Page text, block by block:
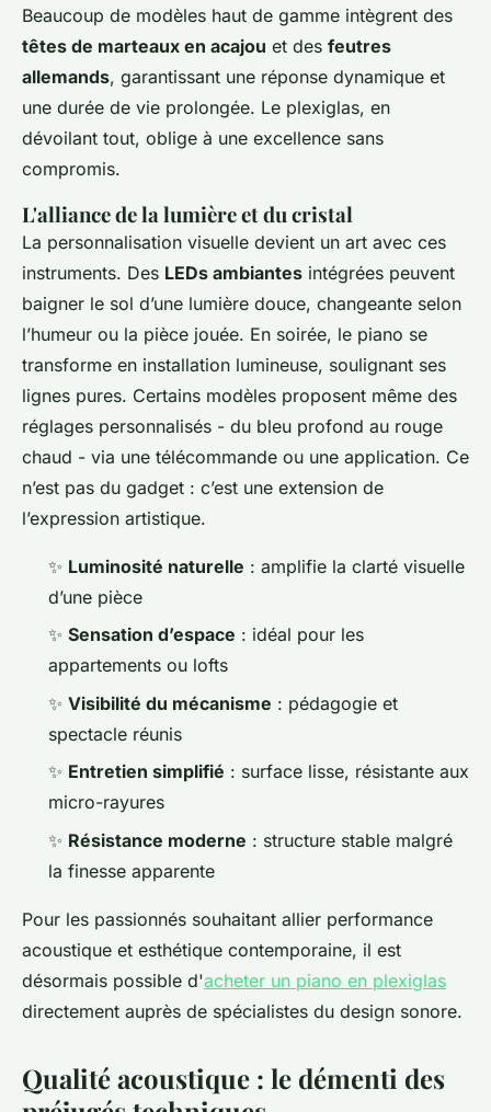
Beaucoup de modèles haut de gamme intègrent des
têtes de marteaux en acajou et des feutres
allemands, garantissant une réponse dynamique et
une durée de vie prolongée. Le plexiglas, en
dévoilant tout, oblige à une excellence sans
compromis.
L'alliance de la lumière et du cristal
La personnalisation visuelle devient un art avec ces
instruments. Des LEDs ambiantes intégrées peuvent
baigner le sol d’une lumière douce, changeante selon
l’humeur ou la pièce jouée. En soirée, le piano se
transforme en installation lumineuse, soulignant ses
lignes pures. Certains modèles proposent même des
réglages personnalisés - du bleu profond au rouge
chaud - via une télécommande ou une application. Ce
n’est pas du gadget : c’est une extension de
l’expression artistique.
✨ Luminosité naturelle : amplifie la clarté visuelle
d’une pièce
✨ Sensation d’espace : idéal pour les
appartements ou lofts
✨ Visibilité du mécanisme : pédagogie et
spectacle réunis
✨ Entretien simplifié : surface lisse, résistante aux
micro-rayures
✨ Résistance moderne : structure stable malgré
la finesse apparente
Pour les passionnés souhaitant allier performance
acoustique et esthétique contemporaine, il est
désormais possible d'acheter un piano en plexiglas
directement auprès de spécialistes du design sonore.
Qualité acoustique : le démenti des